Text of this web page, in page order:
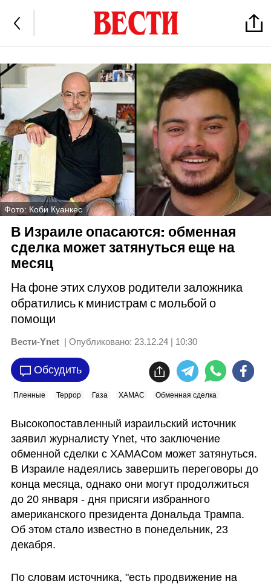
Фото: Коби Куанкес
В Израиле опасаются: обменная
сделка может затянуться еще на
месяц
На фоне этих слухов родители заложника
обратились к министрам с мольбой о
помощи
Вести-Ynet | Опубликовано: 23.12.24 | 10:30
Обсудить
Пленные Террор Газа ХАМАС Обменная сделка
Высокопоставленный израильский источник
заявил журналисту Ynet, что заключение
обменной сделки с ХАМАСом может затянуться.
В Израиле надеялись завершить переговоры до
конца месяца, однако они могут продолжиться
до 20 января - дня присяги избранного
американского президента Дональда Трампа.
Об этом стало известно в понедельник, 23
декабря.
По словам источника, "есть продвижение на